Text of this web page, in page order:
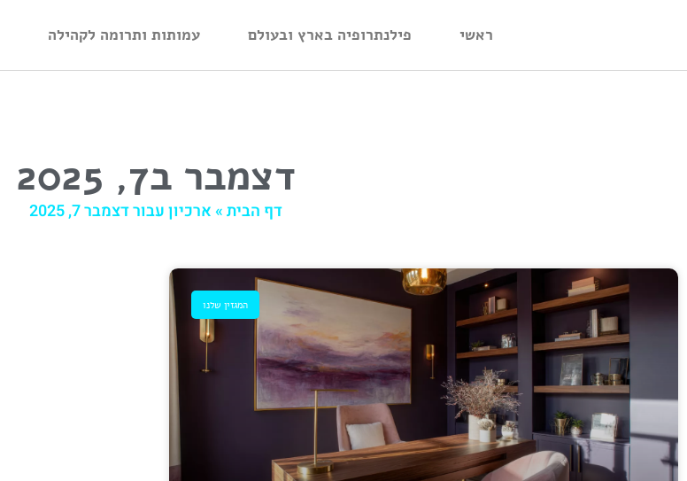
ראשי פילנתרופיה בארץ ובעולם עמותות ותרומה לקהילה
דצמבר ב7, 2025
דף הבית»ארכיון עבור דצמבר 7, 2025
המגזין שלנו